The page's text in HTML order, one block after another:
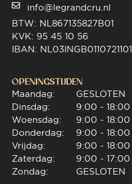
info@legrandcru.nl
BTW: NL867135827B01
KVK: 95 45 10 56
IBAN: NL03INGB0110721101
OPENINGSTIJDEN
Maandag:
Dinsdag:
Woensdag:
Donderdag:
Vrijdag:
Zaterdag:
Zondag:
GESLOTEN
9:00 - 18:00
9:00 - 18:00
9:00 - 18:00
9:00 - 18:00
9:00 - 17:00
GESLOTEN